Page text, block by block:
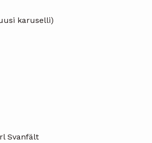
karuselli)
Svanfält